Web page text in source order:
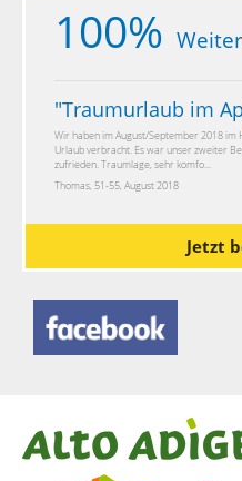
100%
"Traumurlaub im
Wir haben im August/September 2018 im
Urlaub verbracht. Es war unser zweiter
zufrieden. Traumlage, sehr komfo...
Thomas, 51-55, August 2018
Jetzt